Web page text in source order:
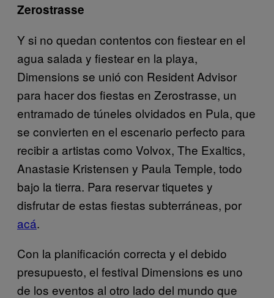
Zerostrasse
Y si no quedan contentos con fiestear en el
agua salada y fiestear en la playa,
Dimensions se unió con Resident Advisor
para hacer dos fiestas en Zerostrasse, un
entramado de túneles olvidados en Pula, que
se convierten en el escenario perfecto para
recibir a artistas como Volvox, The Exaltics,
Anastasie Kristensen y Paula Temple, todo
bajo la tierra. Para reservar tiquetes y
disfrutar de estas fiestas subterráneas, por
acá.
Con la planificación correcta y el debido
presupuesto, el festival Dimensions es uno
de los eventos al otro lado del mundo que